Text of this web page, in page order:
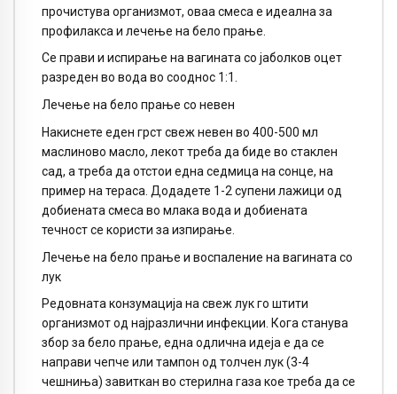
прочистува организмот, оваа смеса е идеална за
профилакса и лечење на бело прање.
Се прави и испирање на вагината со јаболков оцет
разреден во вода во сооднос 1:1.
Лечење на бело прање со невен
Накиснете еден грст свеж невен во 400-500 мл
маслиново масло, лекот треба да биде во стаклен
сад, а треба да отстои една седмица на сонце, на
пример на тераса. Додадете 1-2 супени лажици од
добиената смеса во млака вода и добиената
течност се користи за изпирање.
Лечење на бело прање и воспаление на вагината со
лук
Редовната конзумација на свеж лук го штити
организмот од најразлични инфекции. Кога станува
збор за бело прање, една одлична идеја е да се
направи чепче или тампон од толчен лук (3-4
чешниња) завиткан во стерилна газа кое треба да се